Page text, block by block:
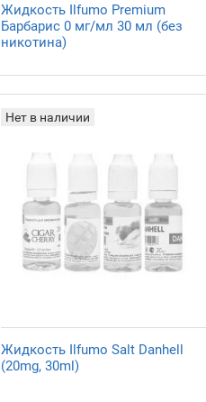
Жидкость Ilfumo Premium
Барбарис 0 мг/мл 30 мл (без
никотина)
Нет в наличии
Жидкость Ilfumo Salt Danhell
(20mg, 30ml)